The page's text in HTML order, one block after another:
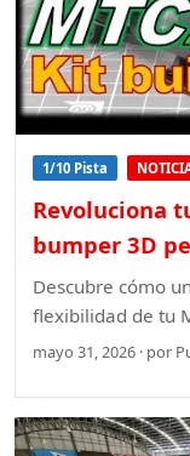
1/10 Pista
Revoluciona
bumper 3D
Descubre cómo
flexibilidad de tu
mayo 31, 2026 · por